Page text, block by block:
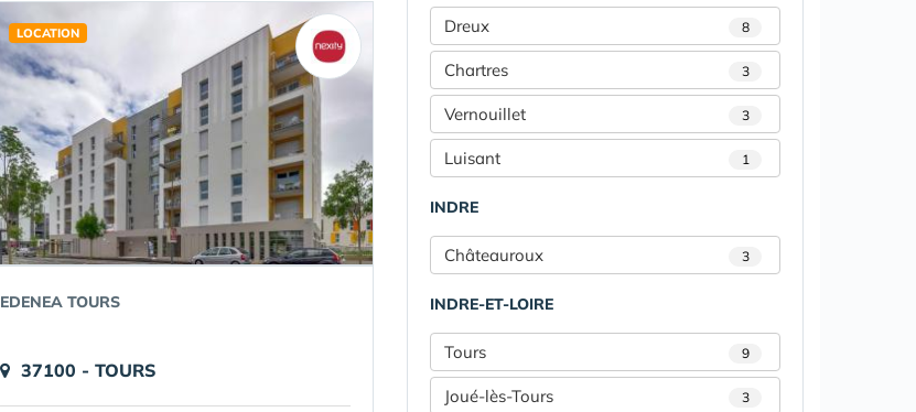
LOCATION
EDENEA TOURS
37100 - TOURS
Dreux 8
Chartres 3
Vernouillet 3
Luisant 1
INDRE
Châteauroux 3
INDRE-ET-LOIRE
Tours 9
Joué-lès-Tours 3